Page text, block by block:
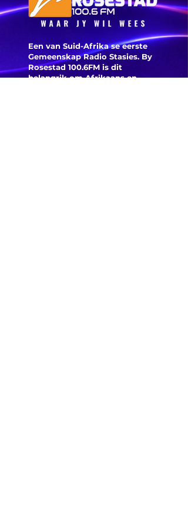
loon
Een van Suid-Afrika se eerste
Gemeenskap Radio Stasies. By
Rosestad 100.6FM is dit
belangrik om Afrikaans en